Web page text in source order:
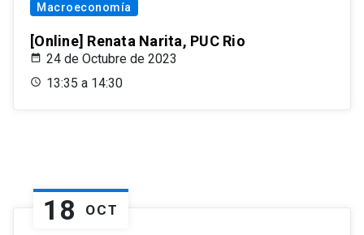
Macroeconomía
[Online] Renata Narita, PUC Rio
24 de Octubre de 2023
13:35 a 14:30
18 OCT